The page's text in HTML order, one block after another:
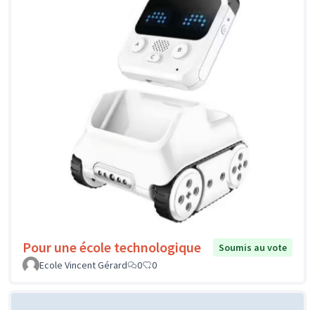
Pour une école technologique
Soumis au vote
Ecole Vincent Gérard
0 0